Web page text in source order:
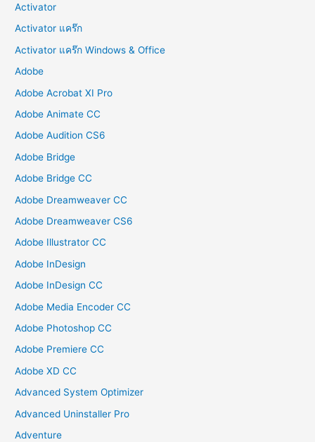
Activator
Activator แคร๊ก
Activator แคร๊ก Windows & Office
Adobe
Adobe Acrobat XI Pro
Adobe Animate CC
Adobe Audition CS6
Adobe Bridge
Adobe Bridge CC
Adobe Dreamweaver CC
Adobe Dreamweaver CS6
Adobe Illustrator CC
Adobe InDesign
Adobe InDesign CC
Adobe Media Encoder CC
Adobe Photoshop CC
Adobe Premiere CC
Adobe XD CC
Advanced System Optimizer
Advanced Uninstaller Pro
Adventure